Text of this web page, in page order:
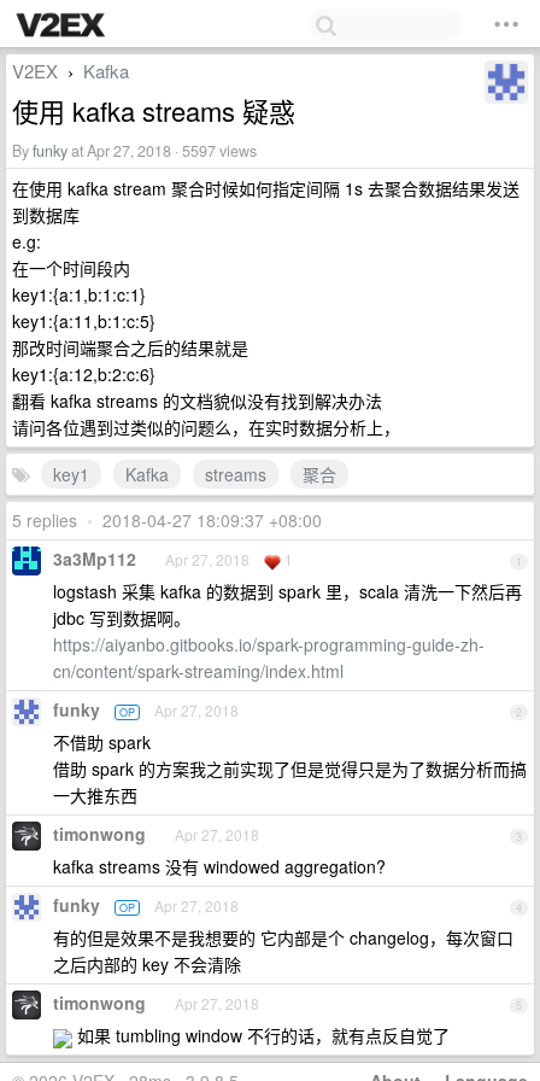
V2EX › Kafka
使用 kafka streams 疑惑
Byfunkyat Apr 27, 2018 · 5597 views
在使用 kafka stream 聚合时候如何指定间隔 1s 去聚合数据结果发送
到数据库
e.g:
在一个时间段内
key1:{a:1,b:1:c:1}
key1:{a:11,b:1:c:5}
那改时间端聚合之后的结果就是
key1:{a:12,b:2:c:6}
翻看 kafka streams 的文档貌似没有找到解决办法
请问各位遇到过类似的问题么，在实时数据分析上，
key1
Kafka streams
聚合
5 replies • 2018-04-27 18:09:37 +08:00
1
3a3Mp112 Apr 27, 2018 1
logstash 采集 kafka 的数据到 spark 里，scala 清洗一下然后再
jdbc 写到数据啊。
https://aiyanbo.gitbooks.io/spark-programming-guide-zh-
cn/content/spark-streaming/index.html
2
funky OP Apr 27, 2018
不借助 spark
借助 spark 的方案我之前实现了但是觉得只是为了数据分析而搞
一大推东西
3
timonwong Apr 27, 2018
kafka streams 没有 windowed aggregation?
4
funky OP Apr 27, 2018
有的但是效果不是我想要的 它内部是个 changelog，每次窗口
之后内部的 key 不会清除
5
timonwong Apr 27, 2018
如果 tumbling window 不行的话，就有点反自觉了